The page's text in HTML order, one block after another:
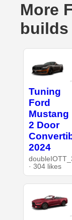
More
builds
Tuning
Ford
Mustang
2 Door
2024
· 304 likes